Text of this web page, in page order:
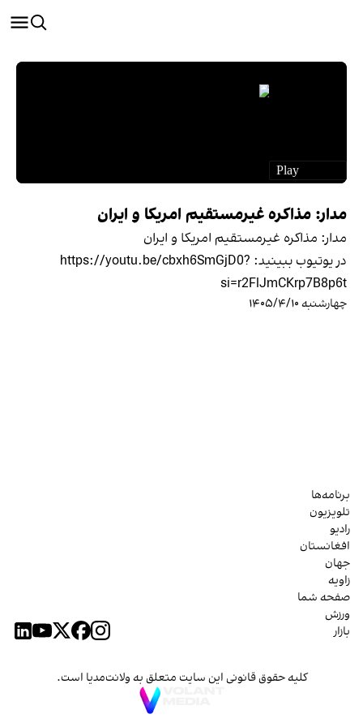
مدار: مذاکره غیرمستقیم امریکا و ایران
مدار: مذاکره غیرمستقیم امریکا و ایران
در یوتیوب ببينيد: https://youtu.be/cbxh6SmGjD0?
si=r2FlJmCKrp7B8p6t
چهارشنبه ۱۴۰۵/۴/۱۰
برنامه‌ها
تلویزیون
رادیو
افغانستان
جهان
زاویه
صفحه شما
ورزش
بازار
کلیه حقوق قانونی این سایت متعلق به ولانت‌مدیا است.